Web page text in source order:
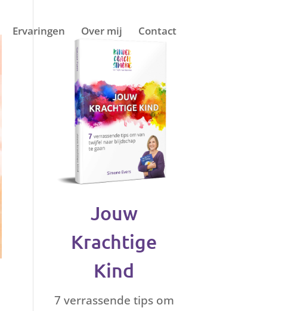
Ervaringen Over mij Contact
Jouw
Krachtige
Kind
7 verrassende tips om